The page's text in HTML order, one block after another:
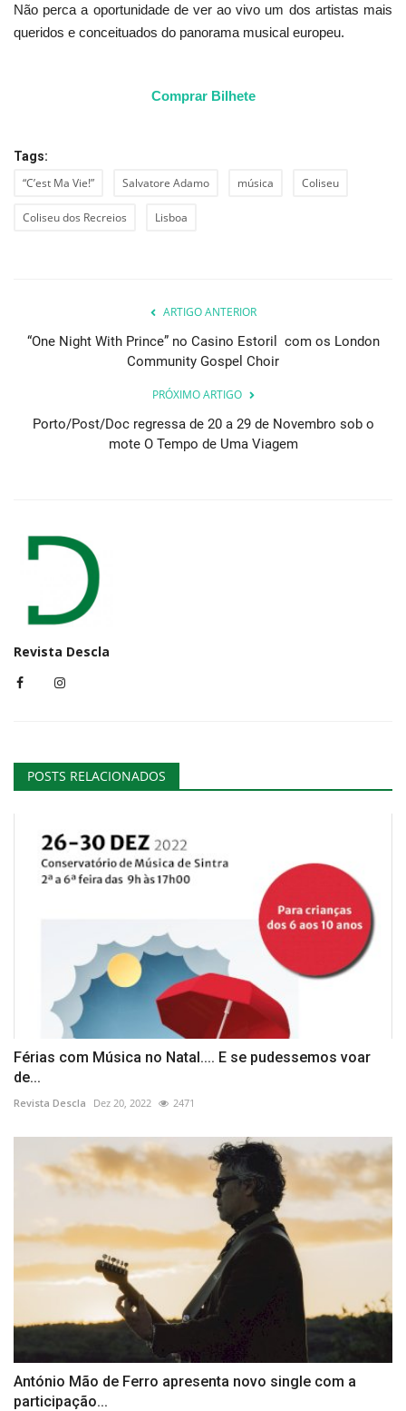
Não perca a oportunidade de ver ao vivo um dos artistas mais
queridos e conceituados do panorama musical europeu.
Comprar Bilhete
Tags:
“C’est Ma Vie!” Salvatore Adamo música Coliseu
Coliseu dos Recreios Lisboa
ARTIGO ANTERIOR
“One Night With Prince” no Casino Estoril com os London
Community Gospel Choir
PRÓXIMO ARTIGO
Porto/Post/Doc regressa de 20 a 29 de Novembro sob o
mote O Tempo de Uma Viagem
Revista Descla
POSTS RELACIONADOS
Férias com Música no Natal.... E se pudessemos voar
de...
Revista Descla Dez 20, 2022 2471
António Mão de Ferro apresenta novo single com a
participação...